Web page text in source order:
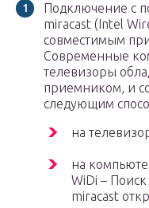
Подключение с
miracast (Intel
совместимым
Современные
телевизоры
приемником, и
следующим
на
на
WiDi –
miracast